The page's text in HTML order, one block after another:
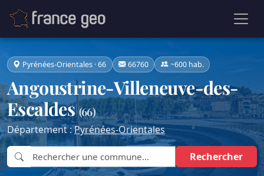
Pyrénées-Orientales · 66 66760 ~600 hab.
Angoustrine-Villeneuve-des-
Escaldes(66)
Département :Pyrénées-Orientales
Rechercher